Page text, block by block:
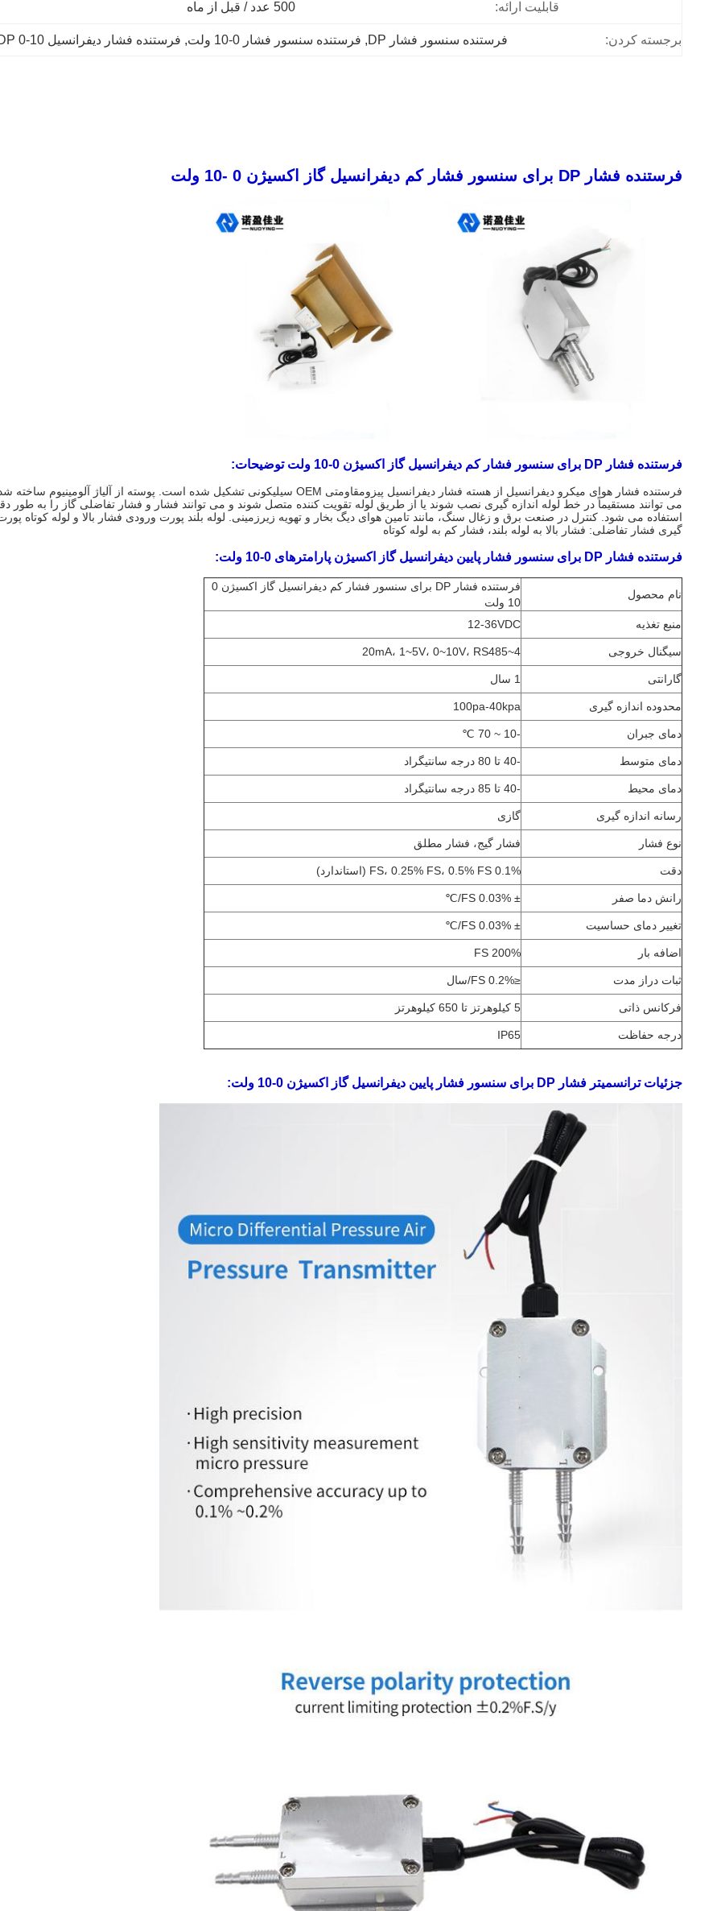
قابلیت ارائه: 500 عدد / قبل از ماه
برجسته کردن: فرستنده سنسور فشار DP , فرستنده سنسور فشار 0-10 ولت , فرستنده فشار دیفرانسیل DP 0-10 ولت
فرستنده فشار DP برای سنسور فشار کم دیفرانسیل گاز اکسیژن 0 -10 ولت
فرستنده فشار DP برای سنسور فشار کم دیفرانسیل گاز اکسیژن 0-10 ولت توضیحات:
می توانند مستقیماً در خط لوله اندازه گیری نصب شوند یا از طریق لوله تقویت کننده متصل شوند و می توانند فشار و فشار تفاضلی گاز را به طور
استفاده می شود. کنترل در صنعت برق و زغال سنگ، مانند تامین هوای دیگ بخار و تهویه زیرزمینی. لوله بلند پورت ورودی فشار بالا و لوله کوتاه
گیری فشار تفاضلی: فشار بالا به لوله بلند، فشار کم به لوله کوتاه
فرستنده فشار DP برای سنسور فشار پایین دیفرانسیل گاز اکسیژن پارامترهای 0-10 ولت:
نام محصول
فرستنده فشار DP برای سنسور فشار کم دیفرانسیل گاز اکسیژن 0
10 ولت
منبع تغذیه
12-36VDC
سیگنال خروجی 4~20mA، 1~5V، 0~10V، RS485
گارانتی 1 سال
محدوده اندازه گیری 100pa-40kpa
دمای جبران -10 ~ 70 ℃
دمای متوسط -40 تا 80 درجه سانتیگراد
دمای محیط -40 تا 85 درجه سانتیگراد
رسانه اندازه گیری گازی
نوع فشار فشار گیج، فشار مطلق
دقت 0.1% FS، 0.25% FS، 0.5% FS (استاندارد)
رانش دما صفر ± 0.03% FS/℃
تغییر دمای حساسیت ± 0.03% FS/℃
اضافه بار 200% FS
ثبات دراز مدت ≤0.2% FS/سال
فرکانس ذاتی 5 کیلوهرتز تا 650 کیلوهرتز
درجه حفاظت IP65
جزئیات ترانسمیتر فشار DP برای سنسور فشار پایین دیفرانسیل گاز اکسیژن 0-10 ولت: